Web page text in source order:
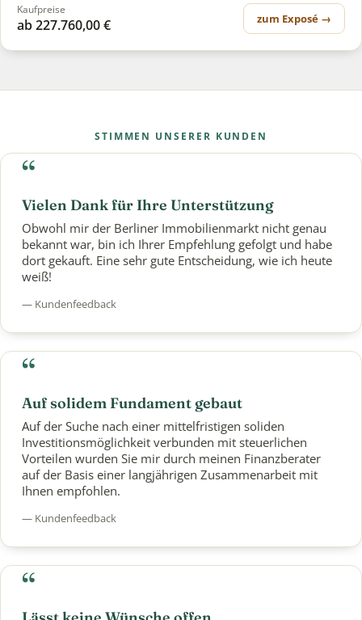
Kaufpreise
ab 227.760,00 € zum Exposé →
STIMMEN UNSERER KUNDEN
“
Vielen Dank für Ihre Unterstützung
Obwohl mir der Berliner Immobilienmarkt nicht genau
bekannt war, bin ich Ihrer Empfehlung gefolgt und habe
dort gekauft. Eine sehr gute Entscheidung, wie ich heute
weiß!
— Kundenfeedback
“
Auf solidem Fundament gebaut
Auf der Suche nach einer mittelfristigen soliden
Investitionsmöglichkeit verbunden mit steuerlichen
Vorteilen wurden Sie mir durch meinen Finanzberater
auf der Basis einer langjährigen Zusammenarbeit mit
Ihnen empfohlen.
— Kundenfeedback
“